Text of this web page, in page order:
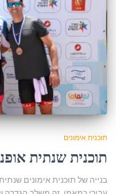
תוכנית אימונים
תוכנית שנתית
בנייה של תוכנית אימונים